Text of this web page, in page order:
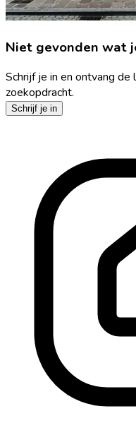
Niet gevonden wat
Schrijf je in en ontvang
zoekopdracht.
Schrijf je in